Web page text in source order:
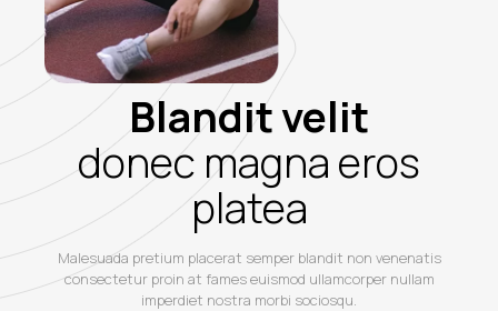
Blandit velit
donec magna eros
platea
Malesuada pretium placerat semper blandit non venenatis
consectetur proin at fames euismod ullamcorper nullam
imperdiet nostra morbi sociosqu.